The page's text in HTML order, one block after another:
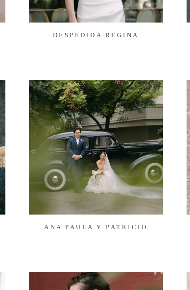
DESPEDIDA REGINA
ANA PAULA Y PATRICIO